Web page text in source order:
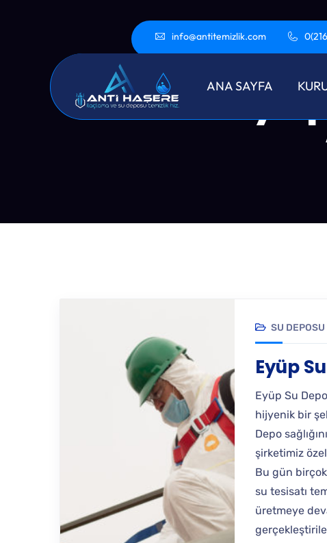
info@antitemizlik.com
ANA SAYFA
SU
Eyüp
Eyüp Su
hijyenik bir
Depo
şirketimiz
Bu gün
su tesisatı
üretmeye